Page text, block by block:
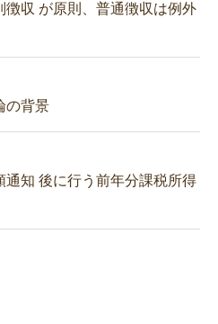
収 が原則、普通徴収は例外
の背景
通知 後に行う前年分課税所得